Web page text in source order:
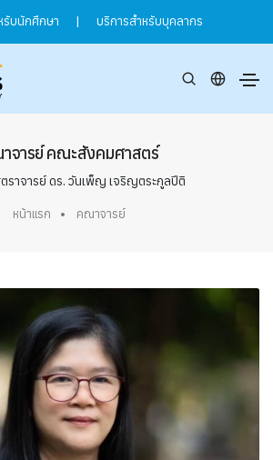
รับนักศึกษา | บริการสำหรับบุคลากร
จารย์ คณะสังคมศาสตร์
ราจารย์ ดร. วันเพ็ญ เจริญตระกูลปีติ
หน้าแรก คณาจารย์